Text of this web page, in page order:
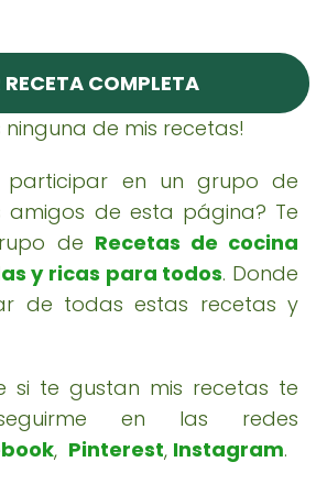
RECETA COMPLETA
ninguna de mis recetas!
participar en un grupo de
amigos de esta página? Te
de Recetas de cocina
y ricas para todos. Donde
de todas estas recetas y
si te gustan mis recetas te
en las redes
, Pinterest, Instagram.